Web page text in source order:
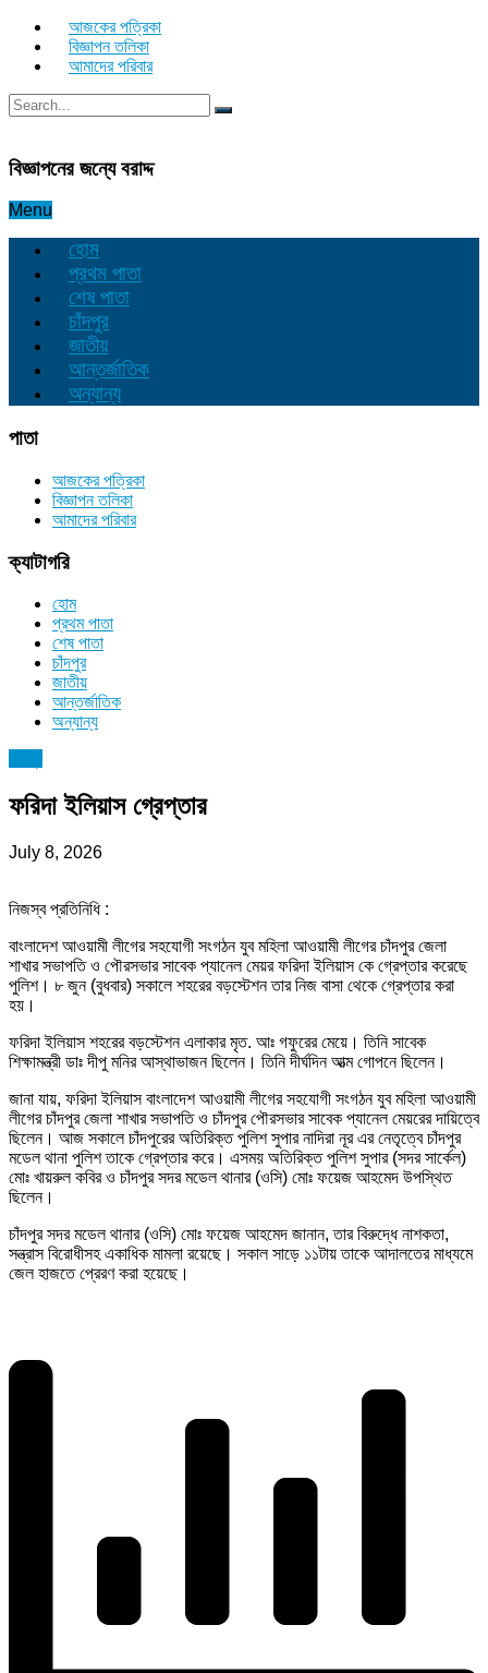
আজকের পত্রিকা
বিজ্ঞাপন তলিকা
আমাদের পরিবার
বিজ্ঞাপনের জন্যে বরাদ্দ
Menu
হোম
প্রথম পাতা
শেষ পাতা
চাঁদপুর
জাতীয়
আন্তর্জাতিক
অন্যান্য
পাতা
আজকের পত্রিকা
বিজ্ঞাপন তলিকা
আমাদের পরিবার
ক্যাটাগরি
হোম
প্রথম পাতা
শেষ পাতা
চাঁদপুর
জাতীয়
আন্তর্জাতিক
অন্যান্য
ফরিদা ইলিয়াস গ্রেপ্তার
July 8, 2026
নিজস্ব প্রতিনিধি :
বাংলাদেশ আওয়ামী লীগের সহযোগী সংগঠন যুব মহিলা আওয়ামী লীগের চাঁদপুর জেলা
শাখার সভাপতি ও পৌরসভার সাবেক প্যানেল মেয়র ফরিদা ইলিয়াস কে গ্রেপ্তার করেছে
পুলিশ। ৮ জুন (বুধবার) সকালে শহরের বড়স্টেশন তার নিজ বাসা থেকে গ্রেপ্তার করা
হয়।
ফরিদা ইলিয়াস শহরের বড়স্টেশন এলাকার মৃত. আঃ গফুরের মেয়ে। তিনি সাবেক
শিক্ষামন্ত্রী ডাঃ দীপু মনির আস্থাভাজন ছিলেন। তিনি দীর্ঘদিন আত্ম গোপনে ছিলেন।
জানা যায়, ফরিদা ইলিয়াস বাংলাদেশ আওয়ামী লীগের সহযোগী সংগঠন যুব মহিলা আওয়ামী
লীগের চাঁদপুর জেলা শাখার সভাপতি ও চাঁদপুর পৌরসভার সাবেক প্যানেল মেয়রের দায়িত্বে
ছিলেন। আজ সকালে চাঁদপুরের অতিরিক্ত পুলিশ সুপার নাদিরা নূর এর নেতৃত্বে চাঁদপুর
মডেল থানা পুলিশ তাকে গ্রেপ্তার করে। এসময় অতিরিক্ত পুলিশ সুপার (সদর সার্কেল)
মোঃ খায়রুল কবির ও চাঁদপুর সদর মডেল থানার (ওসি) মোঃ ফয়েজ আহমেদ উপস্থিত
ছিলেন।
চাঁদপুর সদর মডেল থানার (ওসি) মোঃ ফয়েজ আহমেদ জানান, তার বিরুদ্ধে নাশকতা,
সন্ত্রাস বিরোধীসহ একাধিক মামলা রয়েছে। সকাল সাড়ে ১১টায় তাকে আদালতের মাধ্যমে
জেল হাজতে প্রেরণ করা হয়েছে।